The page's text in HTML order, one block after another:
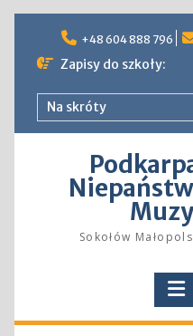
content
+48 604 888 796
Zapisy do szkoły:
Na skróty
Sokołów